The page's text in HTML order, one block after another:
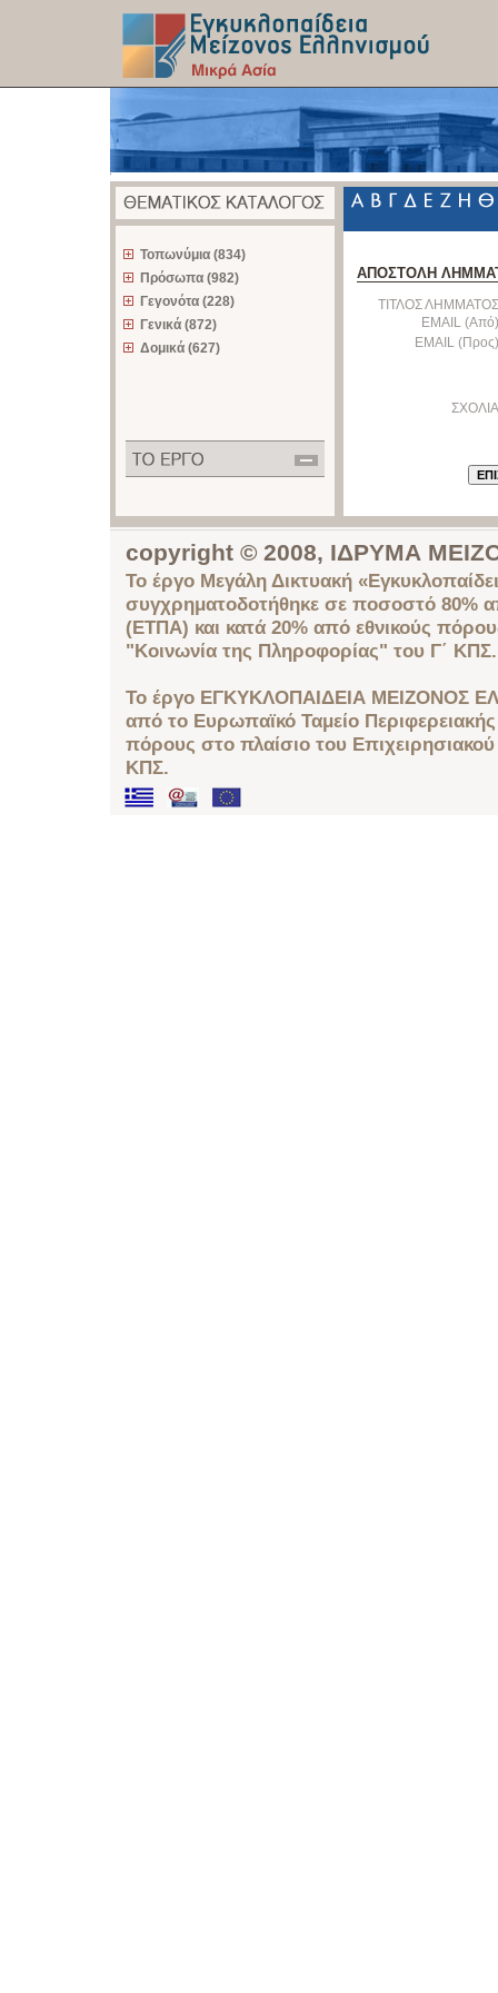
Τοπωνύμια (834)
Πρόσωπα (982)
Γεγονότα (228)
Γενικά (872)
Δομικά (627)
ΑΠΟΣΤΟΛΗ
ΤΙΤΛΟΣ
EMAIL
EMAIL
copyright © 2008, ΙΔΡΥΜΑ
Το έργο Μεγάλη Δικτυακή
συγχρηματοδοτήθηκε σε ποσοστό 80%
(ΕΤΠΑ) και κατά 20% από εθνικούς
"Κοινωνία της Πληροφορίας" του Γ΄ ΚΠΣ.
Το έργο ΕΓΚΥΚΛΟΠΑΙΔΕΙΑ ΜΕΙΖΟΝΟΣ
από το Ευρωπαϊκό Ταμείο
πόρους στο πλαίσιο του
ΚΠΣ.